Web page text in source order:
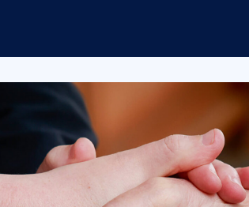
Evenementen